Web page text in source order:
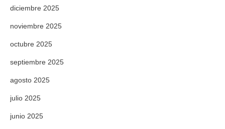
diciembre 2025
noviembre 2025
octubre 2025
septiembre 2025
agosto 2025
julio 2025
junio 2025